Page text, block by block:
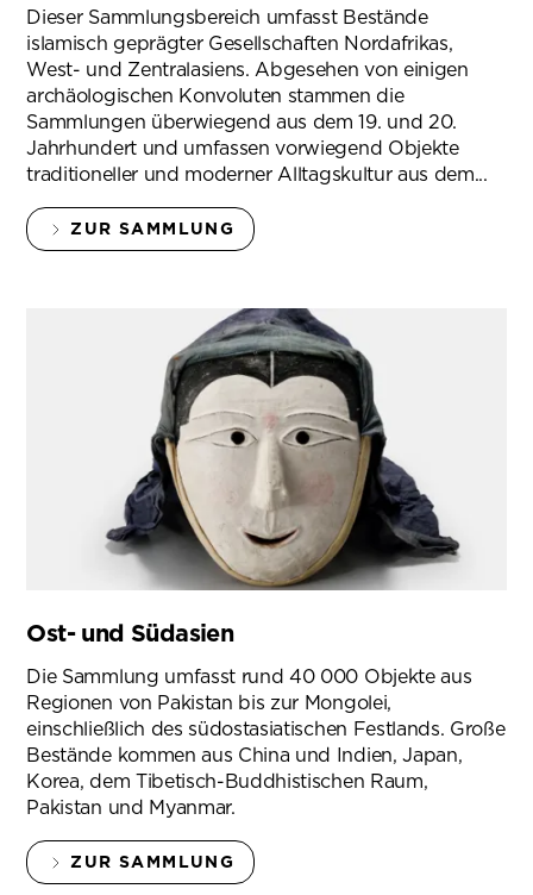
Dieser Sammlungsbereich umfasst Bestände
islamisch geprägter Gesellschaften Nordafrikas,
West- und Zentralasiens. Abgesehen von einigen
archäologischen Konvoluten stammen die
Sammlungen überwiegend aus dem 19. und 20.
Jahrhundert und umfassen vorwiegend Objekte
traditioneller und moderner Alltagskultur aus dem...
ZUR SAMMLUNG
Ost- und Südasien
Die Sammlung umfasst rund 40 000 Objekte aus
Regionen von Pakistan bis zur Mongolei,
einschließlich des südostasiatischen Festlands. Große
Bestände kommen aus China und Indien, Japan,
Korea, dem Tibetisch-Buddhistischen Raum,
Pakistan und Myanmar.
ZUR SAMMLUNG